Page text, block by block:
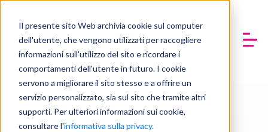
Il presente sito Web archivia cookie sul computer
dell'utente, che vengono utilizzati per raccogliere
informazioni sull'utilizzo del sito e ricordare i
comportamenti dell'utente in futuro. I cookie
servono a migliorare il sito stesso e a offrire un
servizio personalizzato, sia sul sito che tramite altri
supporti. Per ulteriori informazioni sui cookie,
consultare l'informativa sulla privacy.